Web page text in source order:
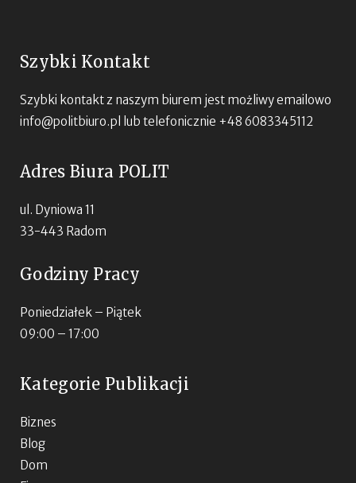
Szybki Kontakt
Szybki kontakt z naszym biurem jest możliwy emailowo
info@politbiuro.pl
lub telefonicznie +48 6083345112
Adres Biura POLIT
ul. Dyniowa 11
33-443 Radom
Godziny Pracy
Poniedziałek – Piątek
09:00 – 17:00
Kategorie Publikacji
Biznes
Blog
Dom